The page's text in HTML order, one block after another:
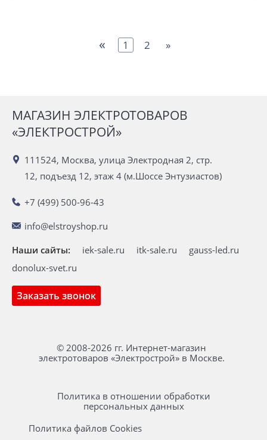
« 1 2 »
МАГАЗИН ЭЛЕКТРОТОВАРОВ
«ЭЛЕКТРОСТРОЙ»
111524, Москва, улица Электродная 2, стр.
12, подъезд 12, этаж 4 (м.Шоссе Энтузиастов)
+7 (499) 500-96-43
info@elstroyshop.ru
Заказать звонок
Наши сайты: iek-sale.ru itk-sale.ru
gauss-led.ru
donolux-svet.ru
© 2008-2026 гг. Интернет-магазин
электротоваров «Электрострой» в Москве.
Политика в отношении обработки
персональных данных
Политика файлов Cookies